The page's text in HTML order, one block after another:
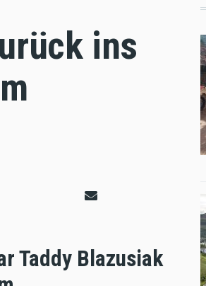
ins
Taddy Blazusiak